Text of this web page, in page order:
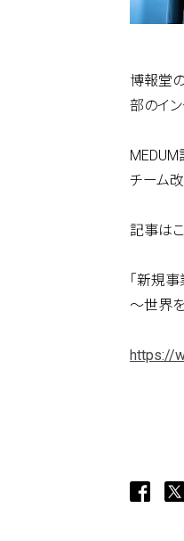
東
博報堂
部のイ
チーム
記事はこ
「新規
～世界
https://